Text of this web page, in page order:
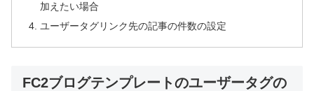
加えたい場合
ユーザータグリンク先の記事の件数の設定
FC2ブログテンプレートのユーザータグの